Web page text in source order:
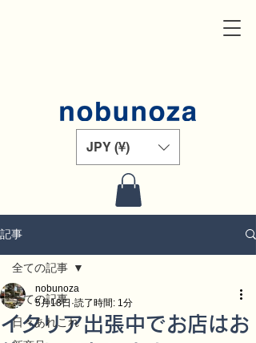
JPY (¥)
記事
全ての記事
日々あれこれ
全ての記事
イタリア出張中でお店はお
nobunoza
5月18日 読了時間: 1分